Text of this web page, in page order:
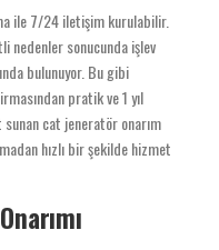
ile 7/24 iletişim kurulabilir.
nedenler sonucunda işlev
bulunuyor. Bu gibi
pratik ve 1 yıl
cat jeneratör onarım
hızlı bir şekilde hizmet